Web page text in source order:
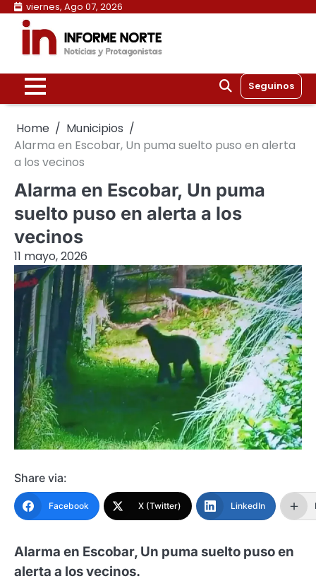
Skip
content
viernes, Ago 07, 2026
Seguinos
Home
Municipios
Alarma en Escobar, Un puma suelto puso en alerta
a los vecinos
Alarma en Escobar, Un puma
suelto puso en alerta a los
vecinos
11 mayo, 2026
Share via:
Facebook X (Twitter) LinkedIn
Alarma en Escobar, Un puma suelto puso en
alerta a los vecinos.